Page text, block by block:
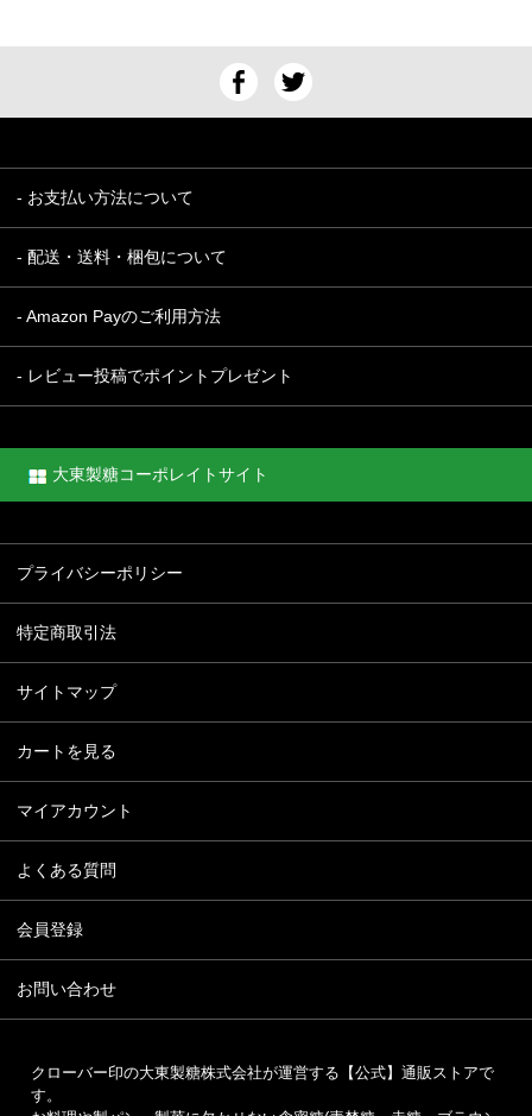
- お支払い方法について
- 配送・送料・梱包について
- Amazon Payのご利用方法
- レビュー投稿でポイントプレゼント
大東製糖コーポレイトサイト
プライバシーポリシー
特定商取引法
サイトマップ
カートを見る
マイアカウント
よくある質問
会員登録
お問い合わせ
クローバー印の大東製糖株式会社が運営する【公式】通販ストアで
す。